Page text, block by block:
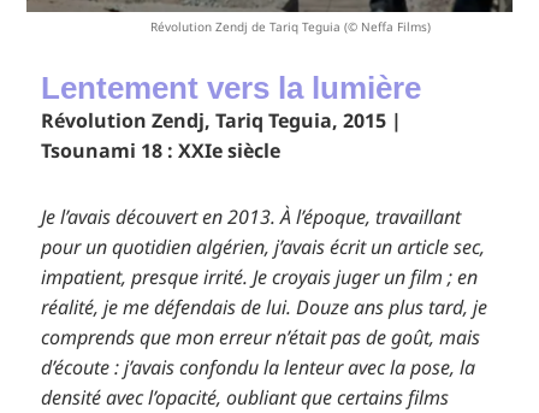
Révolution Zendj de Tariq Teguia (© Neffa Films)
Lentement vers la lumière
Révolution Zendj, Tariq Teguia, 2015 |
Tsounami 18 : XXIe siècle
Je l’avais découvert en 2013. À l’époque, travaillant
pour un quotidien algérien, j’avais écrit un article sec,
impatient, presque irrité. Je croyais juger un film ; en
réalité, je me défendais de lui. Douze ans plus tard, je
comprends que mon erreur n’était pas de goût, mais
d’écoute : j’avais confondu la lenteur avec la pose, la
densité avec l’opacité, oubliant que certains films